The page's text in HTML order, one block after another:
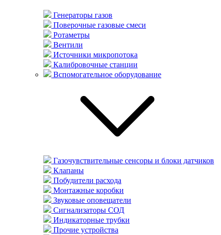
Генераторы газов
Поверочные газовые смеси
Ротаметры
Вентили
Источники микропотока
Калибровочные станции
Вспомогательное оборудование
Газочувствительные сенсоры и блоки датчиков
Клапаны
Побудители расхода
Монтажные коробки
Звуковые оповещатели
Сигнализаторы СОД
Индикаторные трубки
Прочие устройства